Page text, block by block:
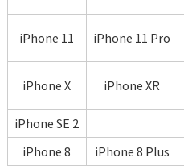
iPhone 11 iPhone 11 Pro
iPhone X iPhone XR
iPhone SE 2
iPhone 8
iPhone 8 Plus